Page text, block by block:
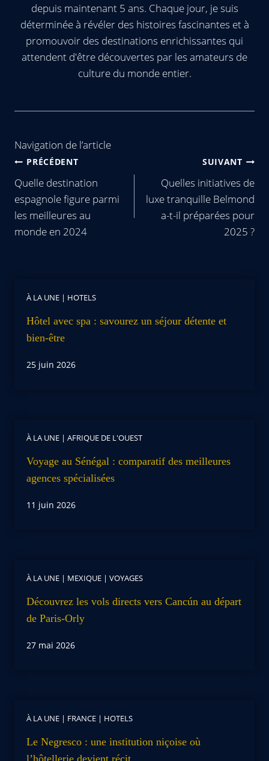
depuis maintenant 5 ans. Chaque jour, je suis
déterminée à révéler des histoires fascinantes et à
promouvoir des destinations enrichissantes qui
attendent d'être découvertes par les amateurs de
culture du monde entier.
Navigation de l’article
PRÉCÉDENT
Quelle destination
espagnole figure parmi
les meilleures au
monde en 2024
SUIVANT
Quelles initiatives de
luxe tranquille Belmond
a-t-il préparées pour
2025 ?
À LA UNE | HOTELS
Hôtel avec spa : savourez un séjour détente et
bien-être
25 juin 2026
À LA UNE | AFRIQUE DE L'OUEST
Voyage au Sénégal : comparatif des meilleures
agences spécialisées
11 juin 2026
À LA UNE | MEXIQUE | VOYAGES
Découvrez les vols directs vers Cancún au départ
de Paris-Orly
27 mai 2026
À LA UNE | FRANCE | HOTELS
Le Negresco : une institution niçoise où